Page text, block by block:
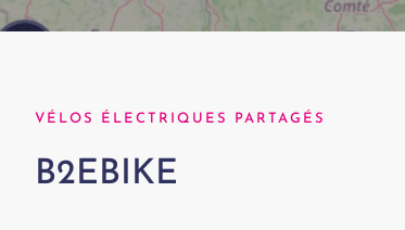
VÉLOS ÉLECTRIQUES PARTAGÉS
B2EBIKE